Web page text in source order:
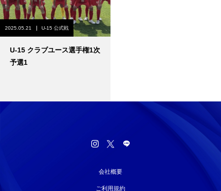
2025.05.21 U-15 公式戦
U-15 クラブユース選手権1次
予選1
会社概要
ご利用規約